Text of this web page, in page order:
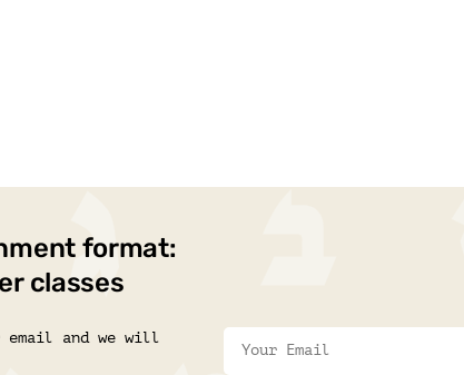
format:
classes
email and we will